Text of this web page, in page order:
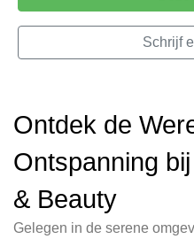
Schrijf
Ontdek de
Ontspanning
& Beauty
Gelegen in de serene